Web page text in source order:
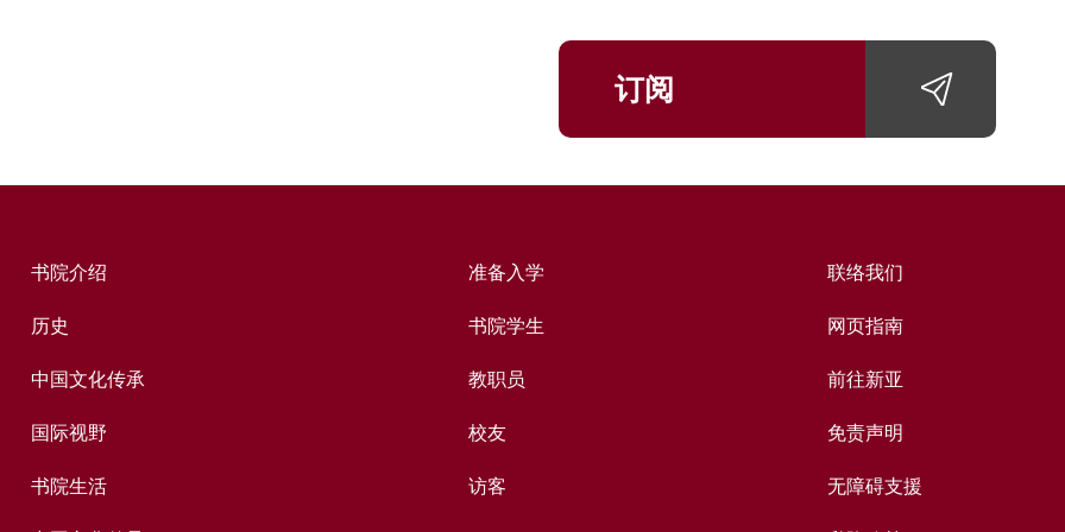
订阅
书院介绍
历史
中国文化传承
国际视野
书院生活
准备入学
书院学生
教职员
校友
访客
联络我们
网页指南
前往新亚
免责声明
无障碍支援